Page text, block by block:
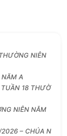
NIÊN
A
18 THƯỜ
NIÊN NĂM
– CHÚA N